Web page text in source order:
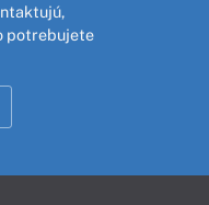
potrebujete